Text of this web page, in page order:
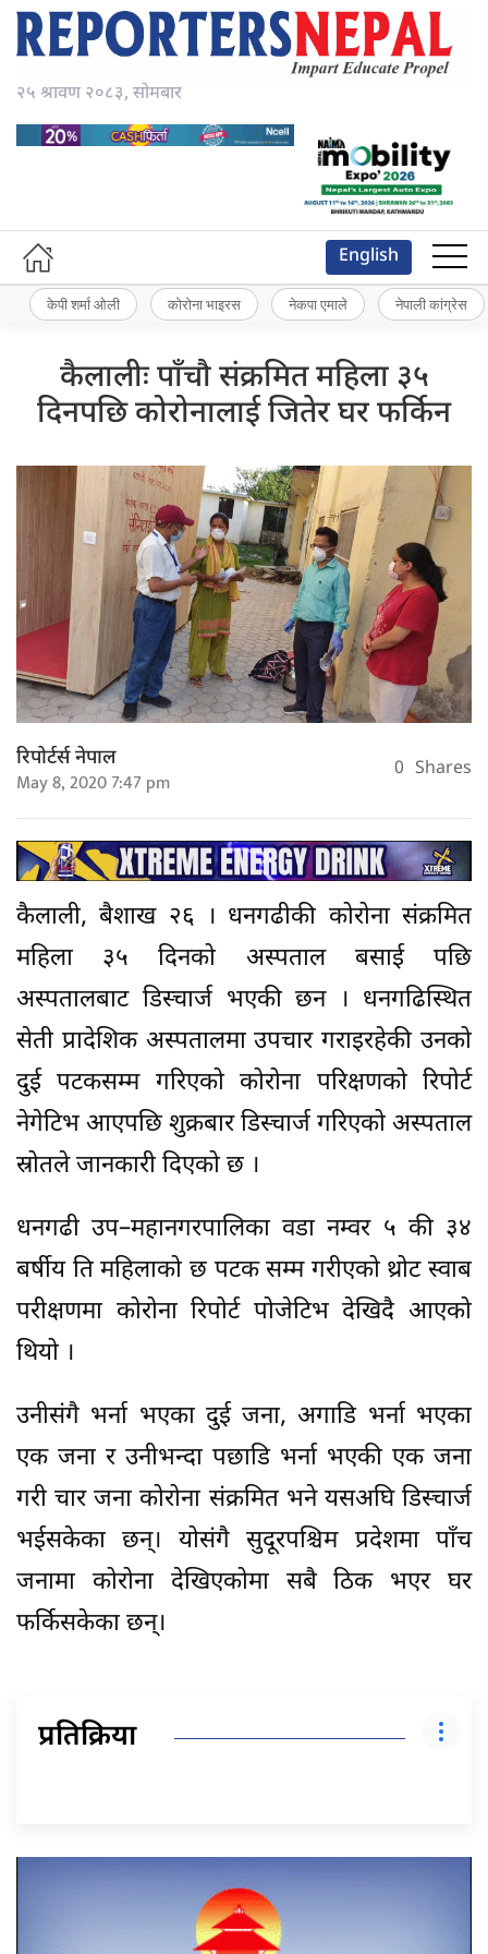
२५ श्रावण २०८३, सोमबार
English
केपी शर्मा ओली कोरोना भाइरस नेकपा एमाले नेपाली कांग्रेस
कैलालीः पाँचौ संक्रमित महिला ३५
दिनपछि कोरोनालाई जितेर घर फर्किन
रिपोर्टर्स नेपाल
May 8, 2020 7:47 pm 0 Shares
कैलाली, बैशाख २६ । धनगढीकी कोरोना संक्रमित
महिला ३५ दिनको अस्पताल बसाई पछि
अस्पतालबाट डिस्चार्ज भएकी छन । धनगढिस्थित
सेती प्रादेशिक अस्पतालमा उपचार गराइरहेकी उनको
दुई पटकसम्म गरिएको कोरोना परिक्षणको रिपोर्ट
नेगेटिभ आएपछि शुक्रबार डिस्चार्ज गरिएको अस्पताल
स्रोतले जानकारी दिएको छ ।
धनगढी उप–महानगरपालिका वडा नम्वर ५ की ३४
बर्षीय ति महिलाको छ पटक सम्म गरीएको थ्रोट स्वाब
परीक्षणमा कोरोना रिपोर्ट पोजेटिभ देखिदै आएको
थियो ।
उनीसंगै भर्ना भएका दुई जना, अगाडि भर्ना भएका
एक जना र उनीभन्दा पछाडि भर्ना भएकी एक जना
गरी चार जना कोरोना संक्रमित भने यसअघि डिस्चार्ज
भईसकेका छन्। योसंगै सुदूरपश्चिम प्रदेशमा पाँच
जनामा कोरोना देखिएकोमा सबै ठिक भएर घर
फर्किसकेका छन्।
प्रतिक्रिया